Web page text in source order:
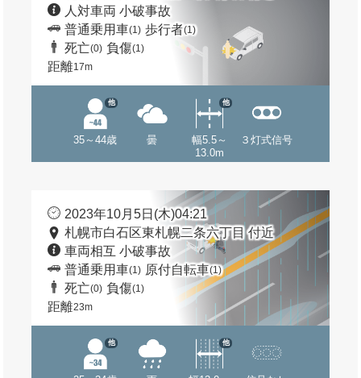
人対車両 小破事故
普通乗用車(1) 歩行者(1)
死亡(0) 負傷(1)
距離17m
35～44歳
他
曇
幅5.5～
13.0m
他
３灯式信号
2023年10月5日(木)04:21
札幌市白石区東札幌二条六丁目 付近
車両相互 小破事故
普通乗用車(1) 原付自転車(1)
死亡(0) 負傷(1)
距離23m
他 他